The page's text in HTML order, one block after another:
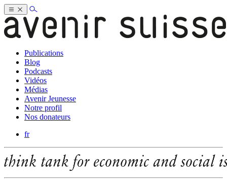
Publications
Blog
Podcasts
Vidéos
Médias
Avenir Jeunesse
Notre profil
Nos donateurs
fr